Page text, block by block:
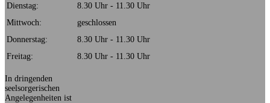
Dienstag:
8.30 Uhr - 11.30 Uhr
Mittwoch:
geschlossen
Donnerstag:
8.30 Uhr - 11.30 Uhr
Freitag:
8.30 Uhr - 11.30 Uhr
In dringenden
seelsorgerischen
Angelegenheiten ist